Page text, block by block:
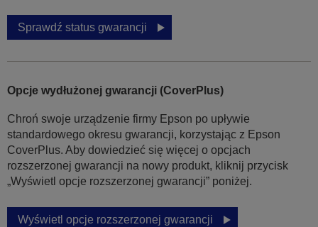
Sprawdź status gwarancji
Opcje wydłużonej gwarancji (CoverPlus)
Chroń swoje urządzenie firmy Epson po upływie
standardowego okresu gwarancji, korzystając z Epson
CoverPlus. Aby dowiedzieć się więcej o opcjach
rozszerzonej gwarancji na nowy produkt, kliknij przycisk
„Wyświetl opcje rozszerzonej gwarancji” poniżej.
Wyświetl opcje rozszerzonej gwarancji